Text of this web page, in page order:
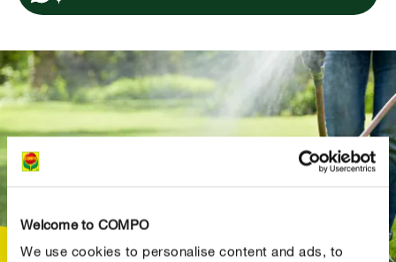
Welcome to COMPO
We use cookies to personalise content and ads, to